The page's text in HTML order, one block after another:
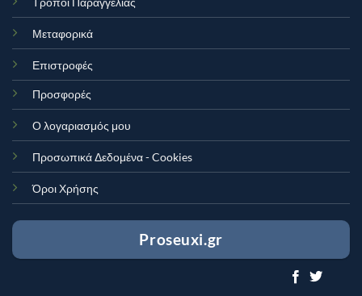
Μεταφορικά
Επιστροφές
Προσφορές
Ο λογαριασμός μου
Προσωπικά Δεδομένα - Cookies
Όροι Χρήσης
Proseuxi.gr